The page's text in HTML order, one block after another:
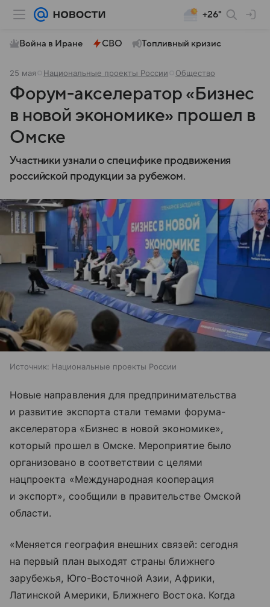
+26°
Война в Иране СВО Топливный кризис
25 мая Национальные проекты России Общество
Форум-акселератор «Бизнес
в новой экономике» прошел в
Омске
Участники узнали о специфике продвижения
российской продукции за рубежом.
Источник: Национальные проекты России
Новые направления для предпринимательства
и развитие экспорта стали темами форума-
акселератора «Бизнес в новой экономике»,
который прошел в Омске. Мероприятие было
организовано в соответствии с целями
нацпроекта «Международная кооперация
и экспорт», сообщили в правительстве Омской
области.
«Меняется география внешних связей: сегодня
на первый план выходят страны ближнего
зарубежья, Юго-Восточной Азии, Африки,
Латинской Америки, Ближнего Востока. Когда